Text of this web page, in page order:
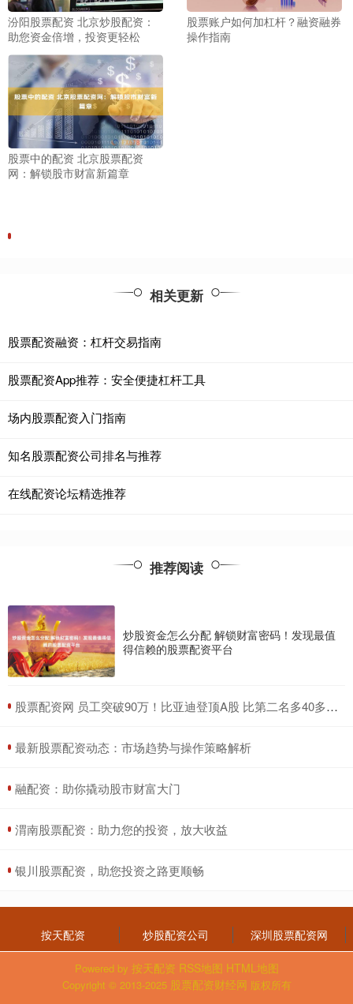
汾阳股票配资 北京炒股配资：
助您资金倍增，投资更轻松
股票账户如何加杠杆？融资融券
操作指南
股票中的配资 北京股票配资
网：解锁股市财富新篇章
相关更新
股票配资融资：杠杆交易指南
股票配资App推荐：安全便捷杠杆工具
场内股票配资入门指南
知名股票配资公司排名与推荐
在线配资论坛精选推荐
推荐阅读
炒股资金怎么分配 解锁财富密码！发现最值
得信赖的股票配资平台
​股票配资网 员工突破90万！比亚迪登顶A股 比第二名多40多万！
​最新股票配资动态：市场趋势与操作策略解析
​融配资：助你撬动股市财富大门
​渭南股票配资：助力您的投资，放大收益
​银川股票配资，助您投资之路更顺畅
按天配资 炒股配资公司 深圳股票配资网
Powered by 按天配资 RSS地图 HTML地图
Copyright © 2013-2025 股票配资财经网 版权所有